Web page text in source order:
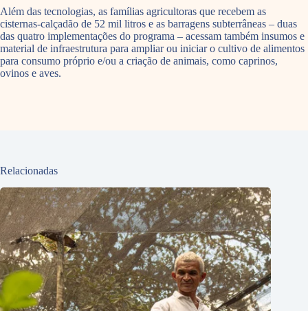
Além das tecnologias, as famílias agricultoras que recebem as
cisternas-calçadão de 52 mil litros e as barragens subterrâneas – duas
das quatro implementações do programa – acessam também insumos e
material de infraestrutura para ampliar ou iniciar o cultivo de alimentos
para consumo próprio e/ou a criação de animais, como caprinos,
ovinos e aves.
Relacionadas